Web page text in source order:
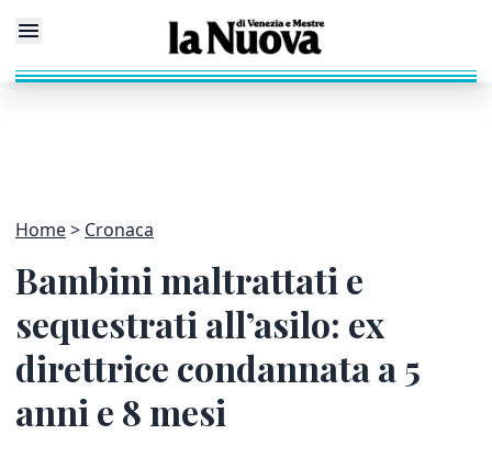
Home Cronaca
Bambini maltrattati e
sequestrati all’asilo: ex
direttrice condannata a 5
anni e 8 mesi